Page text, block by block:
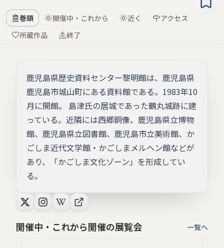
巻頭 開催中・これから 近く
アクセス
所蔵作品
終了
鹿児島県歴史資料センター黎明館は、鹿児島県
鹿児島市城山町にある資料館である。1983年10
月に開館。 島津氏の居城であった鶴丸城跡に建
っている。近隣には西郷銅像、鹿児島県立博物
館、鹿児島県立図書館、鹿児島市立美術館、か
ごしま近代文学館・かごしまメルヘン館などが
あり、「かごしま文化ゾーン」を形成してい
る。
開催中・これから開催の展覧会 一覧へ